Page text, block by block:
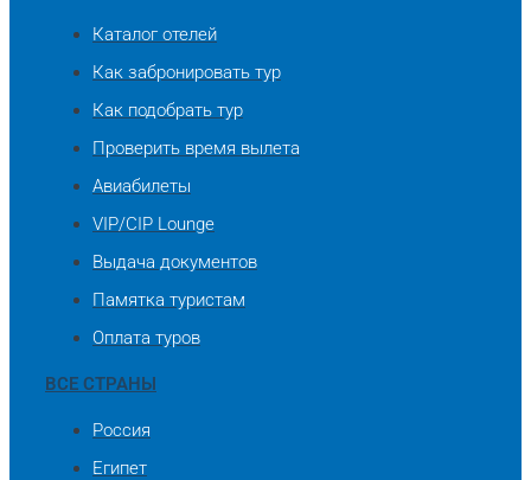
Каталог отелей
Как забронировать тур
Как подобрать тур
Проверить время вылета
Авиабилеты
VIP/CIP Lounge
Выдача документов
Памятка туристам
Оплата туров
ВСЕ СТРАНЫ
Россия
Египет